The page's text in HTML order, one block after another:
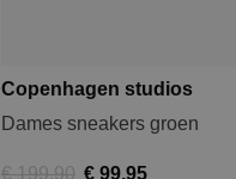
Copenhagen studios
Dames sneakers groen
€ 199,90 € 99,95